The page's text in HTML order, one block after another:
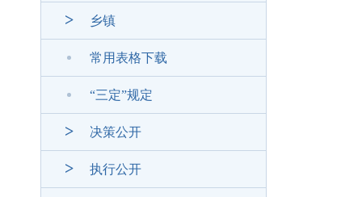
乡镇
常用表格下载
“三定”规定
决策公开
执行公开